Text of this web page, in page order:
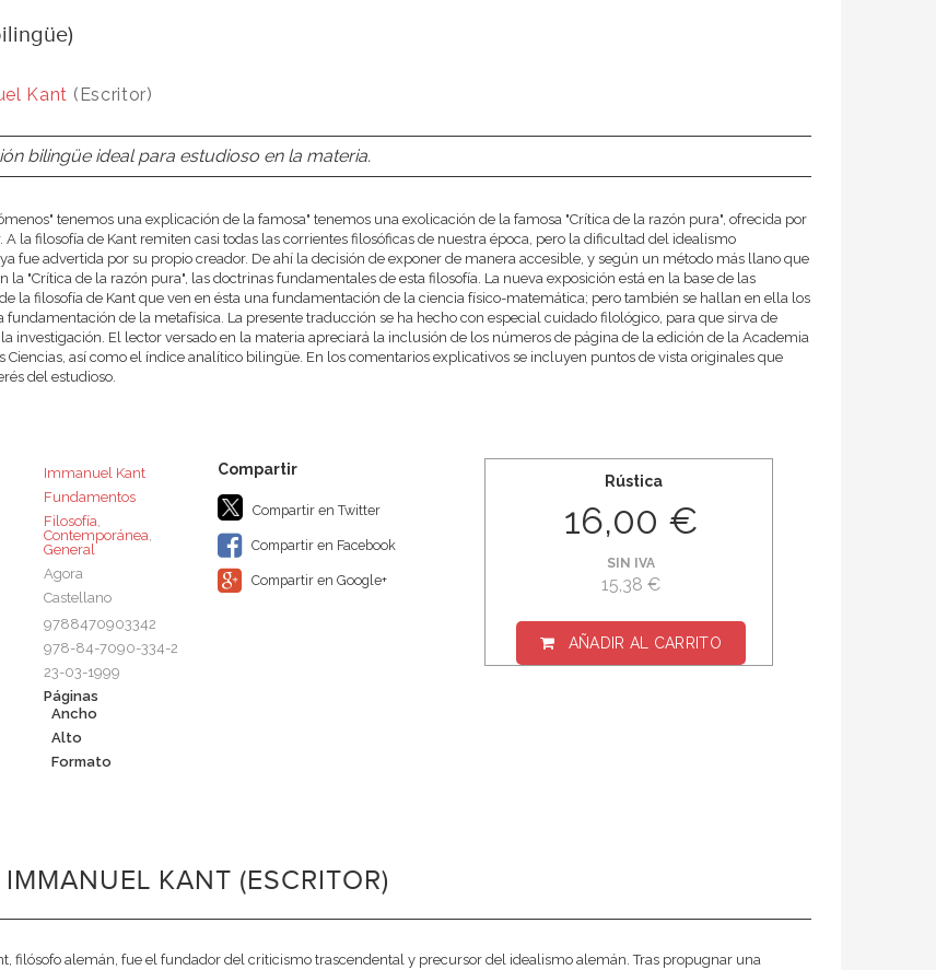
Kant (Escritor)
bilingüe ideal para estudioso en la materia.
tenemos una explicación de la famosa" tenemos una exolicación de la famosa "Crítica de la razón pura", ofrecida por
A la filosofía de Kant remiten casi todas las corrientes filosóficas de nuestra época, pero la dificultad del idealismo
fue advertida por su propio creador. De ahí la decisión de exponer de manera accesible, y según un método más llano que
la "Crítica de la razón pura", las doctrinas fundamentales de esta filosofía. La nueva exposición está en la base de las
la filosofía de Kant que ven en ésta una fundamentación de la ciencia físico-matemática; pero también se hallan en ella los
fundamentación de la metafísica. La presente traducción se ha hecho con especial cuidado filológico, para que sirva de
investigación. El lector versado en la materia apreciará la inclusión de los números de página de la edición de la Academia
Ciencias, así como el índice analítico bilingüe. En los comentarios explicativos se incluyen puntos de vista originales que
del estudioso.
Immanuel Kant
Fundamentos
Filosofía,
Contemporánea,
General
Agora
Castellano
9788470903342
978-84-7090-334-2
23-03-1999
Páginas
Ancho
Alto
Formato
Compartir en Twitter
Compartir en Facebook
Compartir en Google+
Rústica
16,00 €
SIN IVA
15,38 €
AÑADIR AL CARRITO
IMMANUEL KANT (ESCRITOR)
filósofo alemán, fue el fundador del criticismo trascendental y precursor del idealismo alemán. Tras propugnar una